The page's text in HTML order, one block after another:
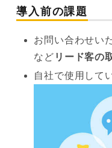
導入前の課題
お問い合わせい
など リード客の
自社で使用して